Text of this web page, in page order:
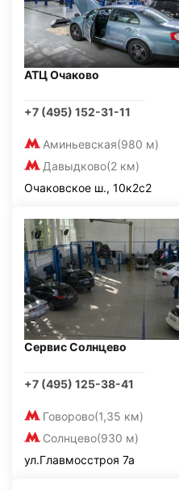
АТЦ Очаково
+7 (495) 152-31-11
Аминьевская(980 м)
Давыдково(2 км)
Очаковское ш., 10к2с2
Сервис Солнцево
+7 (495) 125-38-41
Говорово(1,35 км)
Солнцево(930 м)
ул.Главмосстроя 7а